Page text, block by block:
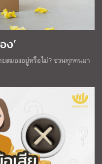
’
สมองอยู่หรือไม่? ชวนทุกคนมา